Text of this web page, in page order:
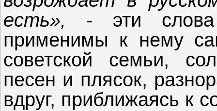
есть», - эти слова
применимы к нему
советской семьи,
песен и плясок,
вдруг, приближаясь к